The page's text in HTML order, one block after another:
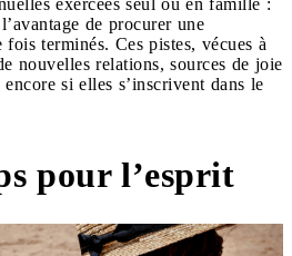
exercées seul ou en famille :
de procurer une
terminés. Ces pistes, vécues à
nouvelles relations, sources de joie
si elles s’inscrivent dans le
pour l’esprit